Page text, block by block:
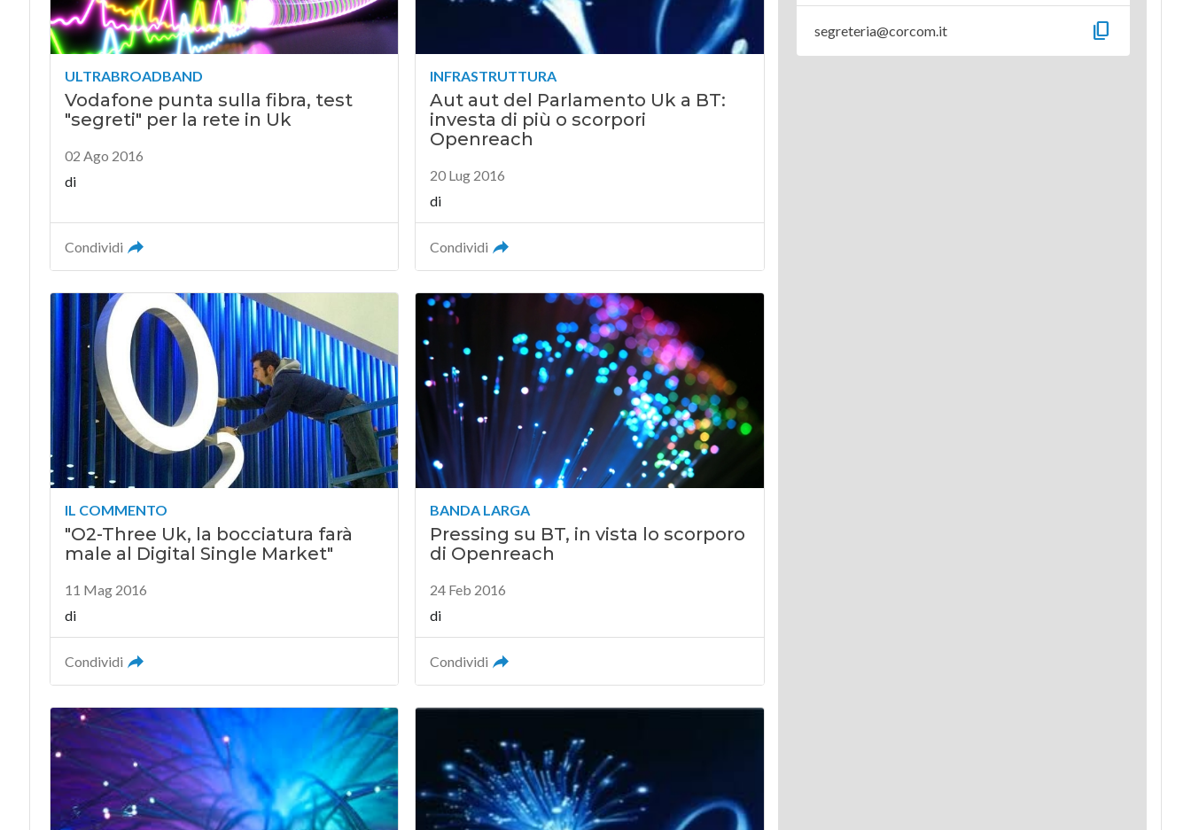
ULTRABROADBAND
Vodafone punta sulla fibra, test
"segreti" per la rete in Uk
02 Ago 2016
di
Condividi
INFRASTRUTTURA
Aut aut del Parlamento Uk a BT:
investa di più o scorpori
Openreach
20 Lug 2016
di
Condividi
IL COMMENTO
"O2-Three Uk, la bocciatura farà
male al Digital Single Market"
11 Mag 2016
di
Condividi
BANDA LARGA
Pressing su BT, in vista lo scorporo
di Openreach
24 Feb 2016
di
Condividi
segreteria@corcom.it content_copy